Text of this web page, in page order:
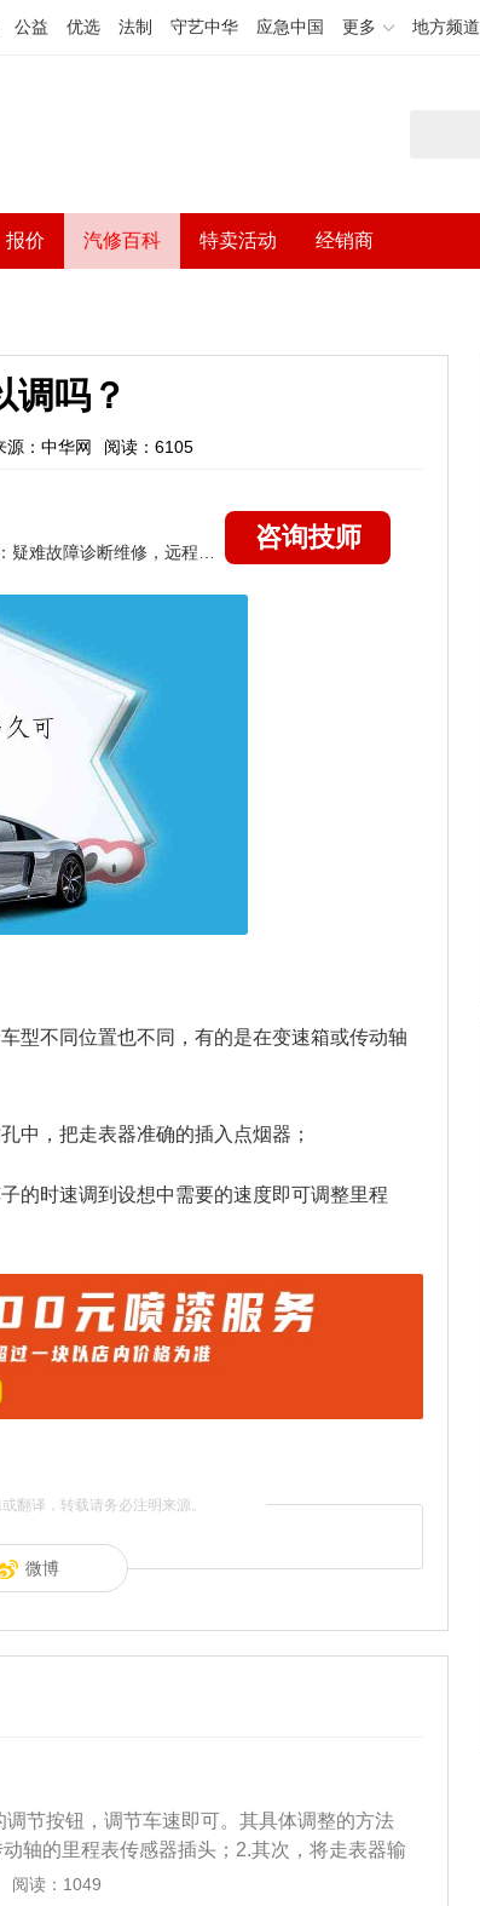
公益 优选 法制 守艺中华 应急中国 更多 地方频道
报价 汽修百科 特卖活动 经销商
调吗？
源：中华网 阅读：6105
咨询技师
型不同位置也不同，有的是在变速箱或传动轴
中，把走表器准确的插入点烟器；
的时速调到设想中需要的速度即可调整里程
翻译，转载请务必注明来源。
微博
节按钮，调节车速即可。其具体调整的方法
轴的里程表传感器插头；2.其次，将走表器输
接着，将走表器插入点烟器；4.然后，旋转车
阅读：1049